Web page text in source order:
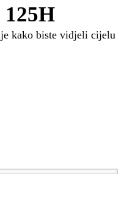
kako biste vidjeli cijelu